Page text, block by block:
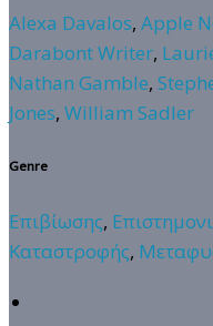
Alexa Davalos, Apple
Darabont Writer,
Nathan Gamble,
Jones, William Sadler
Genre
Επιβίωσης,
Καταστροφής,